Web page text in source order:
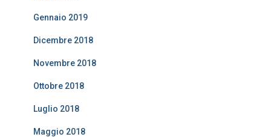
Gennaio 2019
Dicembre 2018
Novembre 2018
Ottobre 2018
Luglio 2018
Maggio 2018